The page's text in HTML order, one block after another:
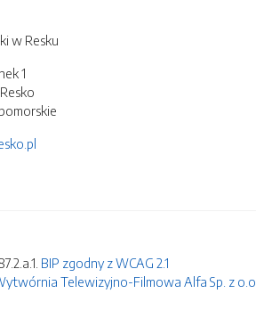
w Resku
1
BIP zgodny z WCAG 2.1
Telewizyjno-Filmowa Alfa Sp. z o.o.